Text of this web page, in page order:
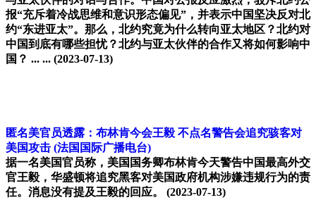
报“充斥着冷战思维和意识形态偏见”，并表示中国坚决反对北
约“东进亚太”。那么，北约究竟为什么转向亚太地区？北约对
中国到底有哪些担忧？北约与亚太伙伴的合作又将如何影响中
国？ ... ... (2023-07-13)
匿名美官员透露：布林肯今会王毅 不点名警告会追究骇客对
美国攻击 (法国国际广播电台)
据一名美国官员称，美国国务卿布林肯今天警告中国最高外交
官王毅，华盛顿将追究黑客对美国政府机构涉嫌违规行为的责
任。消息没有提及王毅的回应。 (2023-07-13)